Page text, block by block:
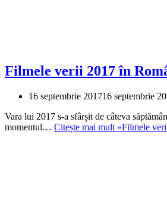
Filmele verii 2017 în
16 septembrie 201716 septembrie
Vara lui 2017 s-a sfârșit de câteva
momentul… Citește mai mult »Filmele